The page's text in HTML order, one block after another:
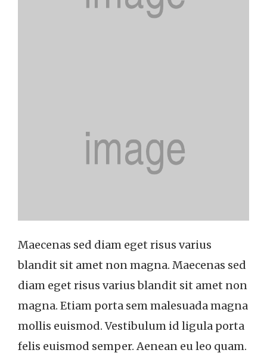
Maecenas sed diam eget risus varius
blandit sit amet non magna. Maecenas sed
diam eget risus varius blandit sit amet non
magna. Etiam porta sem malesuada magna
mollis euismod. Vestibulum id ligula porta
felis euismod semper. Aenean eu leo quam.